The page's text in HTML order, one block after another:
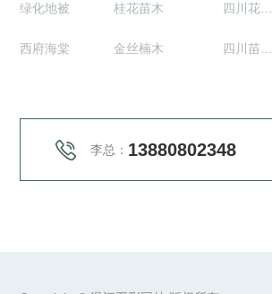
绿化地被 桂花苗木
西府海棠 金丝楠木
四川花卉种植基地
四川苗木供应
李总： 13880802348